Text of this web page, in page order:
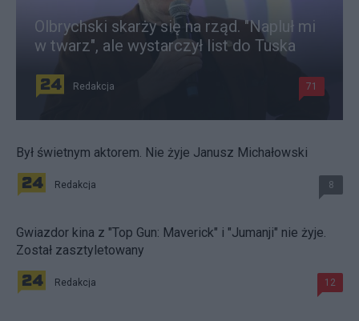
Olbrychski skarży się na rząd. "Napluł mi
w twarz", ale wystarczył list do Tuska
Redakcja 71
Był świetnym aktorem. Nie żyje Janusz Michałowski
Redakcja 8
Gwiazdor kina z "Top Gun: Maverick" i "Jumanji" nie żyje.
Został zasztyletowany
Redakcja 12